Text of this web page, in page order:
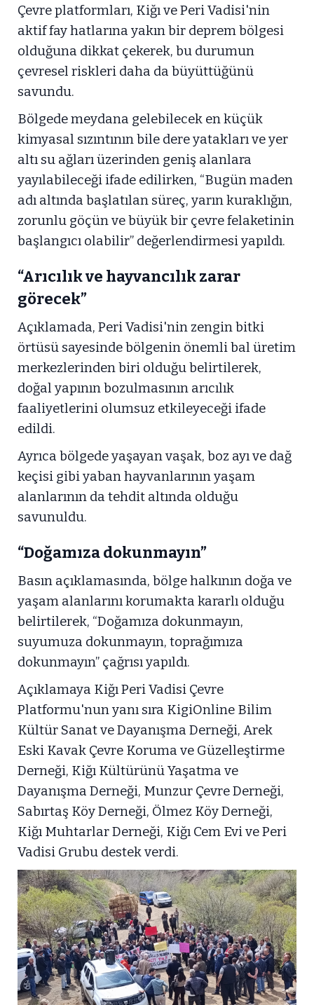
Çevre platformları, Kiğı ve Peri Vadisi'nin
aktif fay hatlarına yakın bir deprem bölgesi
olduğuna dikkat çekerek, bu durumun
çevresel riskleri daha da büyüttüğünü
savundu.
Bölgede meydana gelebilecek en küçük
kimyasal sızıntının bile dere yatakları ve yer
altı su ağları üzerinden geniş alanlara
yayılabileceği ifade edilirken, “Bugün maden
adı altında başlatılan süreç, yarın kuraklığın,
zorunlu göçün ve büyük bir çevre felaketinin
başlangıcı olabilir” değerlendirmesi yapıldı.
“Arıcılık ve hayvancılık zarar
görecek”
Açıklamada, Peri Vadisi'nin zengin bitki
örtüsü sayesinde bölgenin önemli bal üretim
merkezlerinden biri olduğu belirtilerek,
doğal yapının bozulmasının arıcılık
faaliyetlerini olumsuz etkileyeceği ifade
edildi.
Ayrıca bölgede yaşayan vaşak, boz ayı ve dağ
keçisi gibi yaban hayvanlarının yaşam
alanlarının da tehdit altında olduğu
savunuldu.
“Doğamıza dokunmayın”
Basın açıklamasında, bölge halkının doğa ve
yaşam alanlarını korumakta kararlı olduğu
belirtilerek, “Doğamıza dokunmayın,
suyumuza dokunmayın, toprağımıza
dokunmayın” çağrısı yapıldı.
Açıklamaya Kiğı Peri Vadisi Çevre
Platformu'nun yanı sıra KigiOnline Bilim
Kültür Sanat ve Dayanışma Derneği, Arek
Eski Kavak Çevre Koruma ve Güzelleştirme
Derneği, Kiğı Kültürünü Yaşatma ve
Dayanışma Derneği, Munzur Çevre Derneği,
Sabırtaş Köy Derneği, Ölmez Köy Derneği,
Kiğı Muhtarlar Derneği, Kiğı Cem Evi ve Peri
Vadisi Grubu destek verdi.